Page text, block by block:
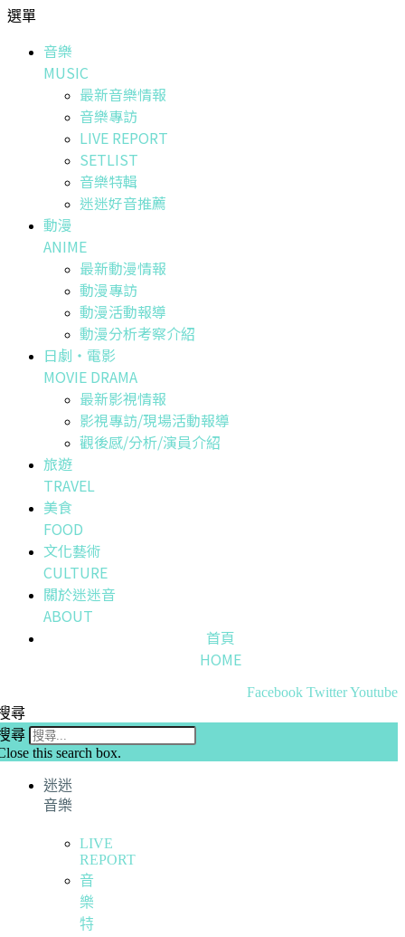
選單
音樂
MUSIC
最新音樂情報
音樂專訪
LIVE REPORT
SETLIST
音樂特輯
迷迷好音推薦
動漫
ANIME
最新動漫情報
動漫專訪
動漫活動報導
動漫分析考察介紹
日劇・電影
MOVIE DRAMA
最新影視情報
影視專訪/現場活動報導
觀後感/分析/演員介紹
旅遊
TRAVEL
美食
FOOD
文化藝術
CULTURE
關於迷迷音
ABOUT
首頁
HOME
Facebook TwitterYoutube
尋
尋
this search box.
迷迷
音樂
LIVE
REPORT
音
樂
特